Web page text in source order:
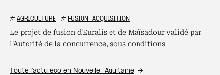
# AGRICULTURE # FUSION-ACQUISITION
Le projet de fusion d'Euralis et de Maïsadour validé par
l'Autorité de la concurrence, sous conditions
Toute l’actu éco en Nouvelle-Aquitaine